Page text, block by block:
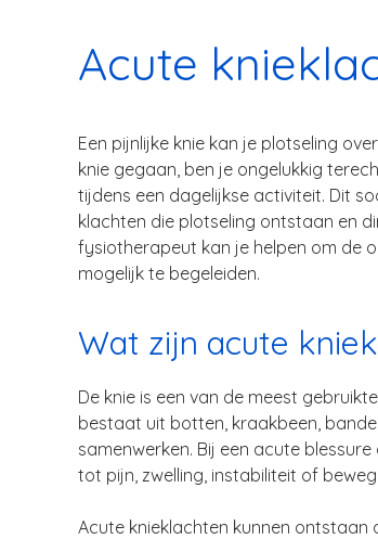
Acute
Een pijnlijke knie kan je plotseling
knie gegaan, ben je ongelukkig
tijdens een dagelijkse activiteit. Dit
klachten die plotseling ontstaan en
fysiotherapeut kan je helpen om de
mogelijk te begeleiden.
Wat zijn acute
De knie is een van de meest
bestaat uit botten, kraakbeen,
samenwerken. Bij een acute
tot pijn, zwelling, instabiliteit of
Acute knieklachten kunnen ontstaan